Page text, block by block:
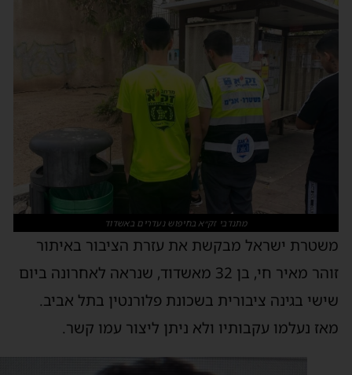
מתנדבי זק״א בחיפוש נעדרים באשדוד
ישראל מבקשת את עזרת הציבור באיתור
זוהר מאיר חי, בן 32 מאשדוד, שנראה לאחרונה ביום
בגינה ציבורית בשכונת פלורנטין בתל אביב.
נעלמו עקבותיו ולא ניתן ליצור עמו קשר.